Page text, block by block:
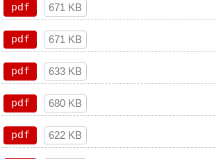
pdf 671 KB
pdf 671 KB
pdf 633 KB
pdf 680 KB
pdf 622 KB